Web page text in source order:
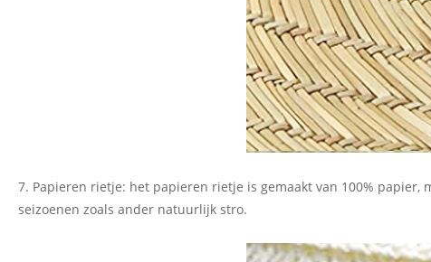
7. Papieren rietje: het papieren rietje is gemaakt van 100%
seizoenen zoals ander natuurlijk stro.